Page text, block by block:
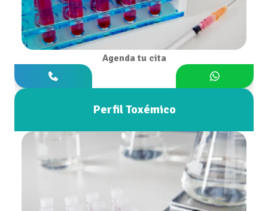
Agenda tu cita
Perfil Toxémico